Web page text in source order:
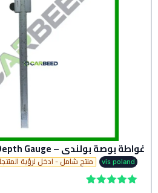
غواطة بوصة بولندى – Vernier Depth Gauge
vis poland منتج شامل - ادخل لرؤية